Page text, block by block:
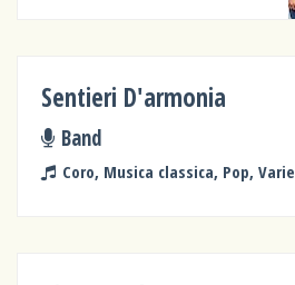
Sentieri D'armonia
Band
Coro, Musica classica, Pop, Varie